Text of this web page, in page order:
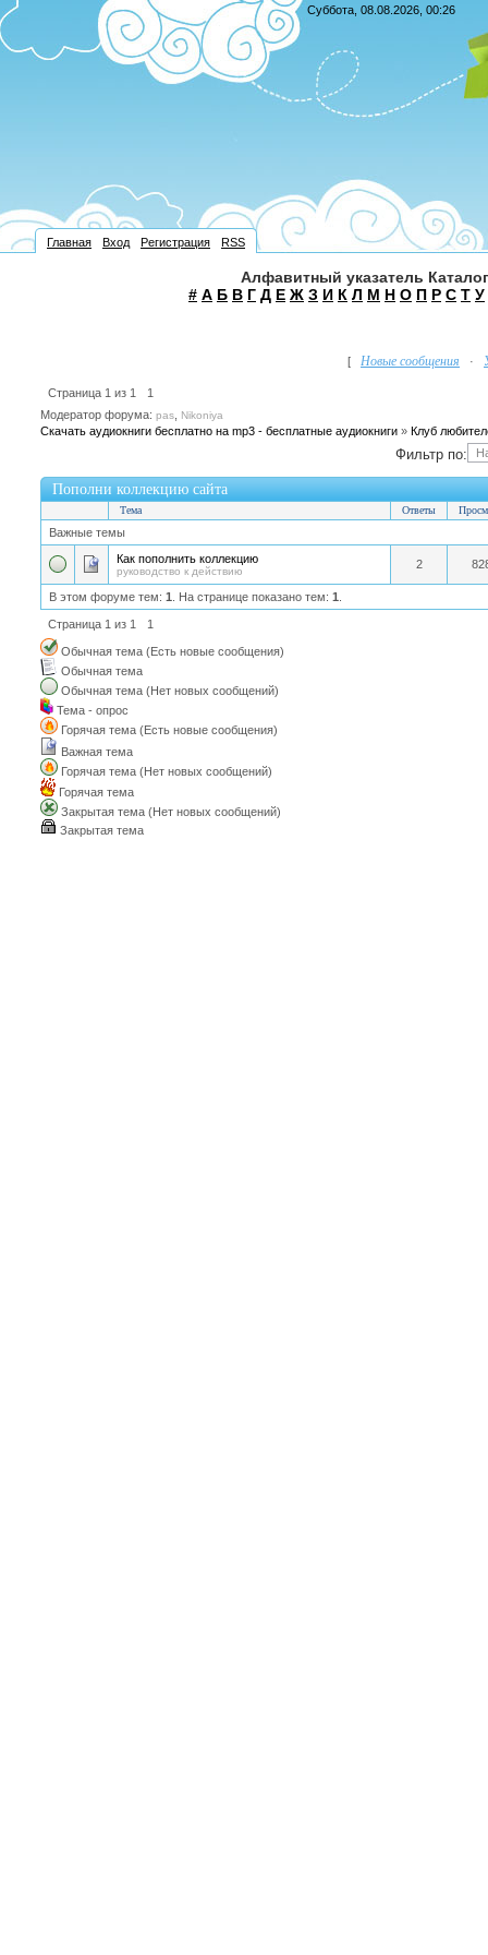
Суббота, 08.08.2026, 00:26
Главная Вход Регистрация RSS
Алфавитный указатель
# А Б В Г Д Е Ж З И К Л М Н О П Р С Т У
[ Новые сообщения ·
Страница 1 из 1
1
Модератор форума: pas Nikoniya
Скачать аудиокниги бесплатно на mp3 - бесплатные аудиокниги » Клуб
Фильтр по:
Пополни коллекцию сайта
Тема Ответы
Важные темы
Как пополнить коллекцию
руководство к действию
2
В этом форуме тем: 1 . На странице показано тем: 1
Страница 1 из 1 1
Обычная тема (Есть новые сообщения)
Обычная тема
Обычная тема (Нет новых сообщений)
Тема - опрос
Горячая тема (Есть новые сообщения)
Важная тема
Горячая тема (Нет новых сообщений)
Горячая тема
Закрытая тема (Нет новых сообщений)
Закрытая тема